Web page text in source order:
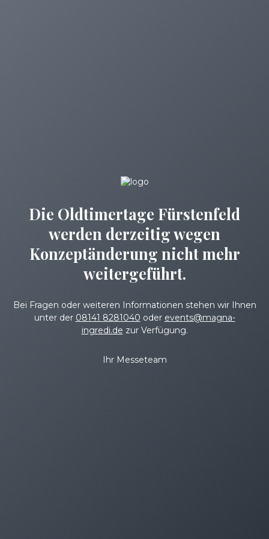
Die Oldtimertage Fürstenfeld
werden derzeitig wegen
Konzeptänderung nicht mehr
weitergeführt.
Bei Fragen oder weiteren Informationen stehen wir Ihnen
unter der 08141 8281040 oder events@magna-
ingredi.de zur Verfügung.
Ihr Messeteam